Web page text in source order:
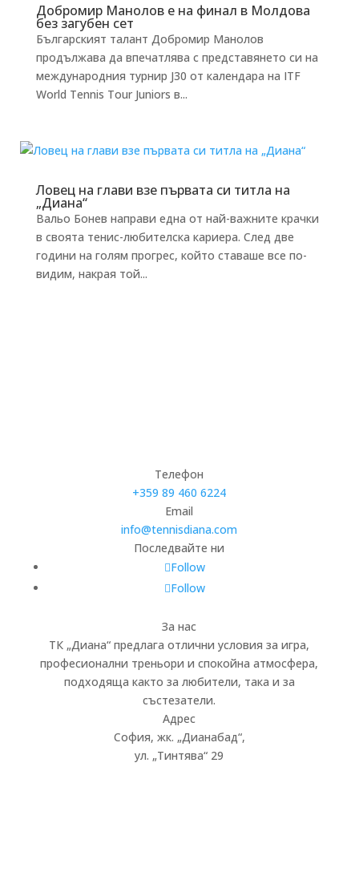
Добромир Манолов е на финал в Молдова
без загубен сет
Българският талант Добромир Манолов
продължава да впечатлява с представянето си на
международния турнир J30 от календара на ITF
World Tennis Tour Juniors в...
Ловец на глави взе първата си титла на
„Диана“
Вальо Бонев направи една от най-важните крачки
в своята тенис-любителска кариера. След две
години на голям прогрес, който ставаше все по-
видим, накрая той...
Телефон
+359 89 460 6224­
Email
info@tennisdiana.com
Последвайте ни
Follow
Follow
За нас
ТК „Диана“ предлага отлични условия за игра,
професионални треньори и спокойна атмосфера,
подходяща както за любители, така и за
състезатели.
Адрес
София, жк. „Дианабад“,
ул. „Тинтява“ 29